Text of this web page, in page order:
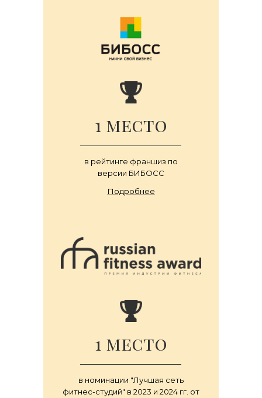
Подробнее
1 место
в рейтинге франшиз по
версии БИБОСС
1 место
в номинации "Лучшая сеть
фитнес-студий" в 2023 и 2024 гг. от